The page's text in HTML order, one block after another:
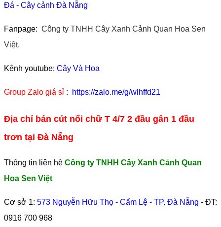
Đá - Cây cảnh Đà Nẵng
Fanpage: Công ty TNHH Cây Xanh Cảnh Quan Hoa Sen
Việt.
Kênh youtube: Cây Và Hoa
Group Zalo giá sỉ : https://zalo.me/g/wlhffd21
Địa chỉ bán cút nối chữ T 4/7 2 đầu gân 1 đầu
trơn tại Đà Nẵng
Thông tin liên hệ Công ty TNHH Cây Xanh Cảnh Quan
Hoa Sen Việt
Cơ sở 1: 573 Nguyễn Hữu Thọ - Cẩm Lệ - TP. Đà Nẵng - ĐT:
0916 700 968